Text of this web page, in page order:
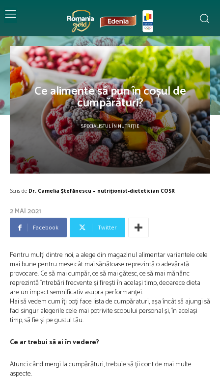
Ce alimente să pun în coșul de
cumpărături?
SPECIALISTUL ÎN NUTRIȚIE
Scris de Dr. Camelia Ștefănescu – nutriţionist-dietetician COSR
2 MAI 2021
Facebook Twitter
Pentru mulți dintre noi, a alege din magazinul alimentar variantele cele
mai bune pentru mese cât mai sănătoase reprezintă o adevărată
provocare. Ce să mai cumpăr, ce să mai gătesc, ce să mai mănânc
reprezintă întrebări frecvente și firești în același timp, deoarece dieta
are un impact semnificativ asupra performanței.
Hai să vedem cum îţi poţi face lista de cumpăraturi, așa încât să ajungi să
faci singur alegerile cele mai potrivite scopului personal și, în același
timp, să fie și pe gustul tău.
Ce ar trebui să ai în vedere?
Atunci când mergi la cumpărături, trebuie să ții cont de mai multe
aspecte.